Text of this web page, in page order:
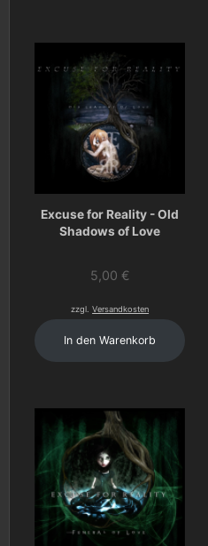
Excuse for Reality - Old
Shadows of Love
5,00 €
zzgl.Versandkosten
In den Warenkorb